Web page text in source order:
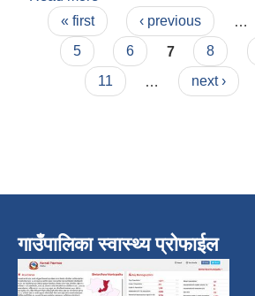
दिग्दर्शन २०७४
Pages
« first ‹ previous
5
6 7 8
11
next ›
गाउँपालिका स्वास्थ्य प्रोफाईल